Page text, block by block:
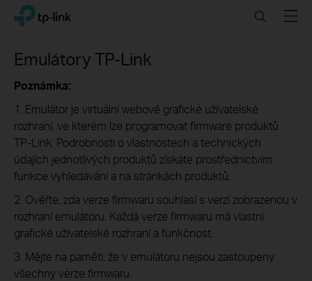
Click
navigation
TP-Link, Reliably Smart SearchMenu
Emulátory TP-Link
Poznámka:
1. Emulátor je virtuální webové grafické uživatelské
rozhraní, ve kterém lze programovat firmware produktů
TP-Link. Podrobnosti o vlastnostech a technických
údajích jednotlivých produktů získáte prostřednictvím
funkce vyhledávání a na stránkách produktů.
2. Ověřte, zda verze firmwaru souhlasí s verzí zobrazenou v
rozhraní emulátoru. Každá verze firmwaru má vlastní
grafické uživatelské rozhraní a funkčnost.
3. Mějte na paměti, že v emulátoru nejsou zastoupeny
všechny verze firmwaru.